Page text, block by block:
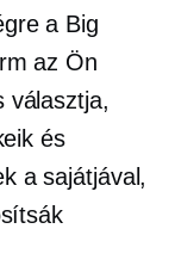
a Big
az Ön
választja,
és
a sajátjával,